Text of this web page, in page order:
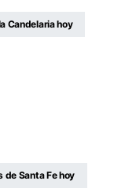
Candelaria hoy
de Santa Fe hoy